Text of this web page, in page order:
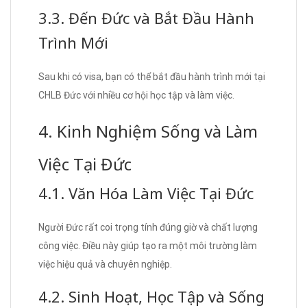
3.3. Đến Đức và Bắt Đầu Hành
Trình Mới
Sau khi có visa, bạn có thể bắt đầu hành trình mới tại
CHLB Đức với nhiều cơ hội học tập và làm việc.
4. Kinh Nghiệm Sống và Làm
Việc Tại Đức
4.1. Văn Hóa Làm Việc Tại Đức
Người Đức rất coi trọng tính đúng giờ và chất lượng
công việc. Điều này giúp tạo ra một môi trường làm
việc hiệu quả và chuyên nghiệp.
4.2. Sinh Hoạt, Học Tập và Sống